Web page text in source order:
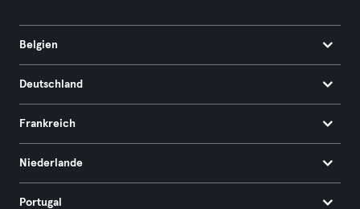
Belgien
Deutschland
Frankreich
Niederlande
Portugal